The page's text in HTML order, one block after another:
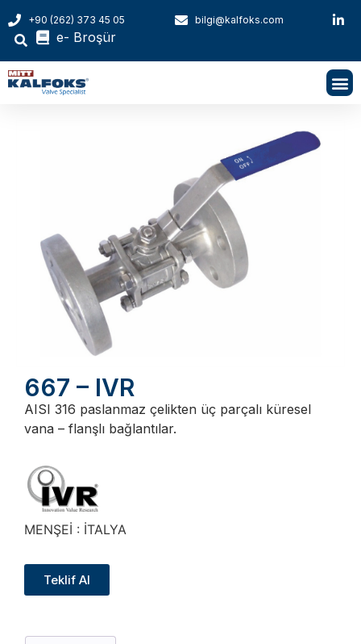
+90 (262) 373 45 05 bilgi@kalfoks.com
e- Broşür
667 – IVR
AISI 316 paslanmaz çelikten üç parçalı küresel
vana – flanşlı bağlantılar.
MENŞEİ : İTALYA
Teklif Al